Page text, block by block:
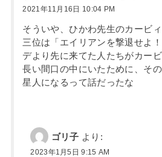
2021年11月16日 10:04 PM
そういや、ひかわ先生のカービ
三位は「エイリアンを撃退せよ
デより先に来てた人たちがカー
長い間口の中にいたために、そ
星人になるって話だったな
ゴリ子 より:
2023年1月5日 9:15 AM